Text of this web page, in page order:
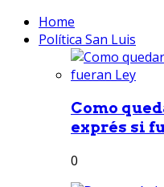
Home
Política San Luis
Como
exprés si
0